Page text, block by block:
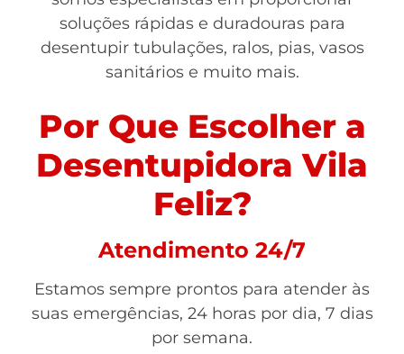
soluções rápidas e duradouras para
desentupir tubulações, ralos, pias, vasos
sanitários e muito mais.
Por Que Escolher a
Desentupidora Vila
Feliz?
Atendimento 24/7
Estamos sempre prontos para atender às
suas emergências, 24 horas por dia, 7 dias
por semana.